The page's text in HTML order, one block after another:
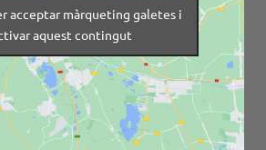
acceptar màrqueting galetes i
aquest contingut